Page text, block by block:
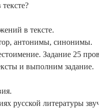
в тексте.
антонимы, синонимы.
Задание 25
и выполним задание.
русской литературы